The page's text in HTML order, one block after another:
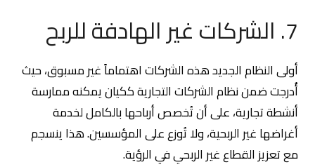
7. الشركات غير الهادفة للربح
أولى النظام الجديد هذه الشركات اهتماماً غير مسبوق، حيث
أُدرجت ضمن نظام الشركات التجارية ككيان يمكنه ممارسة
أنشطة تجارية، على أن تُخصص أرباحها بالكامل لخدمة
أغراضها غير الربحية، ولا تُوزع على المؤسسين. هذا ينسجم
مع تعزيز القطاع غير الربحي في الرؤية.